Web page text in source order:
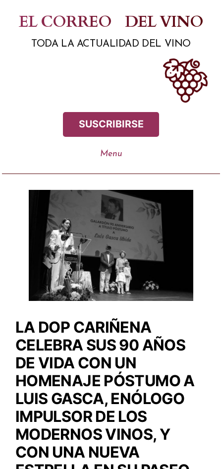
contenido
EL CORREO DEL VINO
TODA LA ACTUALIDAD DEL VINO
SUSCRIBIRSE
LA DOP CARIÑENA
CELEBRA SUS 90 AÑOS
DE VIDA CON UN
HOMENAJE PÓSTUMO A
LUIS GASCA, ENÓLOGO
IMPULSOR DE LOS
MODERNOS VINOS, Y
CON UNA NUEVA